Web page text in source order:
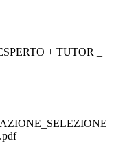
+ TUTOR _